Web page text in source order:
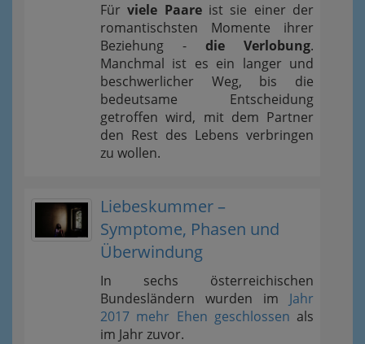
Fürviele Paareist sie einer der
romantischsten Momente ihrer
Beziehung - die Verlobung.
Manchmal ist es ein langer und
beschwerlicher Weg, bis die
bedeutsame Entscheidung
getroffen wird, mit dem Partner
den Rest des Lebens verbringen
zu wollen.
Liebeskummer –
Symptome, Phasen und
Überwindung
In sechs österreichischen
Bundesländern wurden im Jahr
2017 mehr Ehen geschlossen als
im Jahr zuvor.